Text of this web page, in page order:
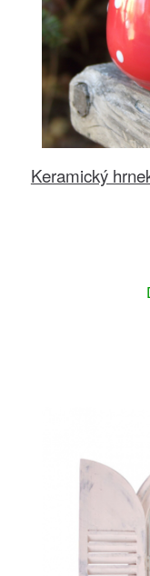
Keramický